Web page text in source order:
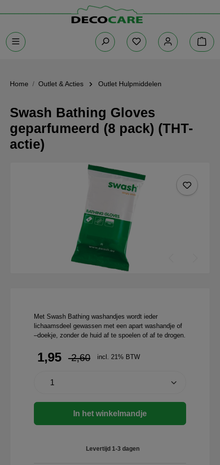
Home Outlet & Acties Outlet Hulpmiddelen
Swash Bathing Gloves
geparfumeerd (8 pack) (THT-
actie)
Met Swash Bathing washandjes wordt ieder
lichaamsdeel gewassen met een apart washandje of
–doekje, zonder de huid af te spoelen of af te drogen.
1,95 2,60 incl. 21% BTW
In het winkelmandje
Levertijd 1-3 dagen